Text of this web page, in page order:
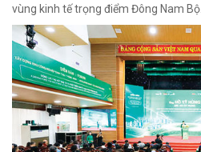
vùng kinh tế trọng điểm Đông Nam Bộ.